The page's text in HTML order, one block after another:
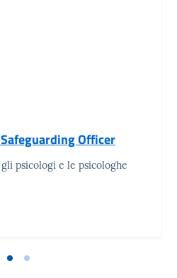
Officer
psicologi e le psicologhe